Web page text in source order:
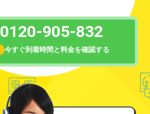
0120-905-832
今すぐ到着時間と料金を確認する